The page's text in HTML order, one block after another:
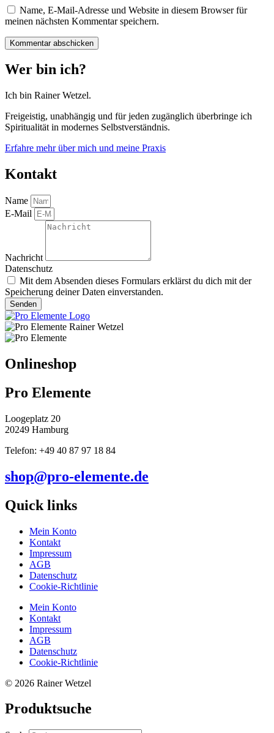
Name, E-Mail-Adresse und Website in diesem Browser für
meinen nächsten Kommentar speichern.
Wer bin ich?
Ich bin Rainer Wetzel.
Freigeistig, unabhängig und für jeden zugänglich überbringe ich
Spiritualität in modernes Selbstverständnis.
Erfahre mehr über mich und meine Praxis
Kontakt
Name
E-Mail
Nachricht
Datenschutz
Mit dem Absenden dieses Formulars erklärst du dich mit der
Speicherung deiner Daten einverstanden.
Senden
Onlineshop
Pro Elemente
Loogeplatz 20
20249 Hamburg
Telefon: +49 40 87 97 18 84
shop@pro-elemente.de
Quick links
Mein Konto
Kontakt
Impressum
AGB
Datenschutz
Cookie-Richtlinie
Mein Konto
Kontakt
Impressum
AGB
Datenschutz
Cookie-Richtlinie
© 2026 Rainer Wetzel
Produktsuche